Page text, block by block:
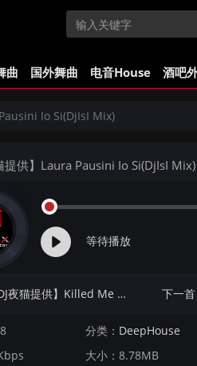
曲 国外舞曲 电音House 酒吧
Io Si(DjIsI Mix)
提供】Laura Pausini Io Si(DjIsI Mix)
等待播放
上一首：【DJ夜猫提供】Killed Me With Love(Extended Mix)
分类： DeepHouse
大小：8.78MB